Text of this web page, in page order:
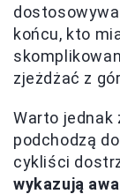
końcu, kto
zjeżdżać z
Warto jednak
podchodzą
cykliści
wykazują